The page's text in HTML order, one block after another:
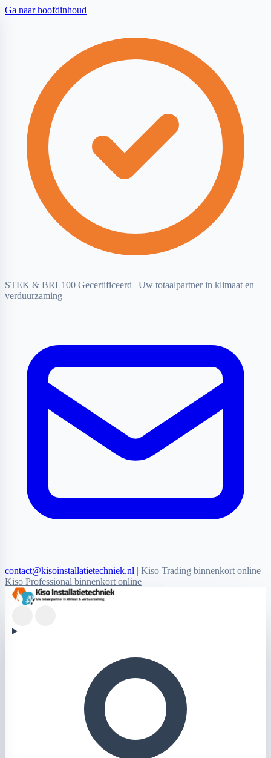
Ga naar hoofdinhoud
STEK & BRL100 Gecertificeerd | Uw totaalpartner in klimaat en
verduurzaming
contact@kisoinstallatietechniek.nl | Kiso Trading binnenkort online
Kiso Professional binnenkort online